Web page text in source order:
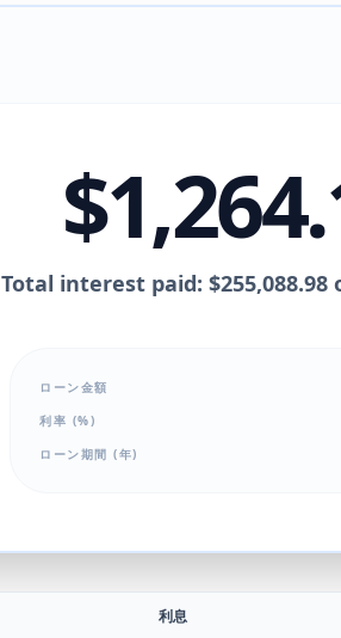
Total interest paid: $255,088.98
ローン金額
利率 (%)
ローン期間 (年)
利息